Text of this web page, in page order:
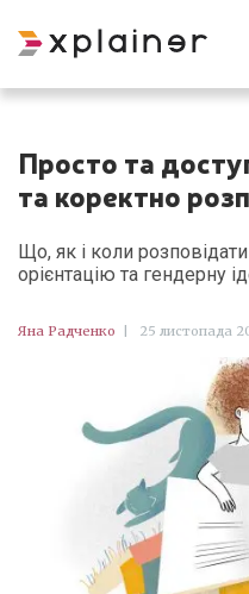
Просто та
та коректно
Що, як і коли
орієнтацію та гендерну
Яна Радченко 25 листопада